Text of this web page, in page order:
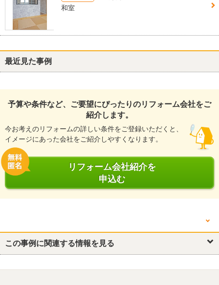
和室
最近見た事例
予算や条件など、ご要望にぴったりのリフォーム会社をご
紹介します。
今お考えのリフォームの詳しい条件をご登録いただくと、
イメージにあった会社をご紹介しやすくなります。
リフォーム会社紹介を
申込む
他の箇所を見る
キッチン・台所 浴室・ユニットバス トイレ
この事例に関連する情報を見る